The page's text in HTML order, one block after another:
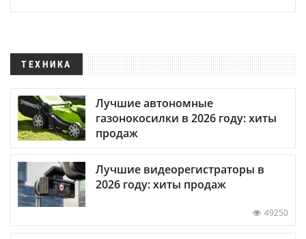
ТЕХНИКА
Лучшие автономные
газонокосилки в 2026 году: хиты
продаж
Лучшие видеорегистраторы в
2026 году: хиты продаж
49250